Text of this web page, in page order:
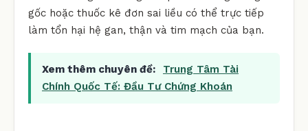
gốc hoặc thuốc kê đơn sai liều có thể trực tiếp
làm tổn hại hệ gan, thận và tim mạch của bạn.
Xem thêm chuyên đề:
Trung Tâm Tài
Chính Quốc Tế: Đầu Tư Chứng Khoán